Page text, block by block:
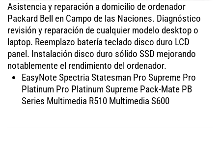
Asistencia y reparación a domicilio de ordenador
Packard Bell en Campo de las Naciones. Diagnóstico
revisión y reparación de cualquier modelo desktop o
laptop. Reemplazo batería teclado disco duro LCD
panel. Instalación disco duro sólido SSD mejorando
notablemente el rendimiento del ordenador.
EasyNote Spectria Statesman Pro Supreme Pro
Platinum Pro Platinum Supreme Pack-Mate PB
Series Multimedia R510 Multimedia S600